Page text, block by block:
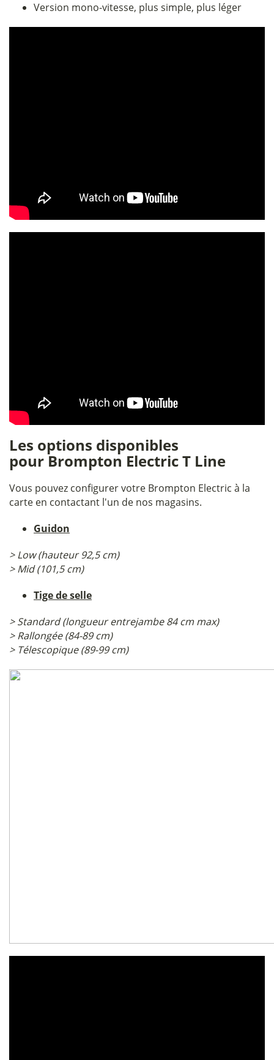
Version mono-vitesse, plus simple, plus léger
Les options disponibles
pour Brompton Electric T Line
Vous pouvez configurer votre Brompton Electric à la
carte en contactant l'un de nos magasins.
Guidon
> Low (hauteur 92,5 cm)
> Mid (101,5 cm)
Tige de selle
> Standard (longueur entrejambe 84 cm max)
> Rallongée (84-89 cm)
> Télescopique (89-99 cm)